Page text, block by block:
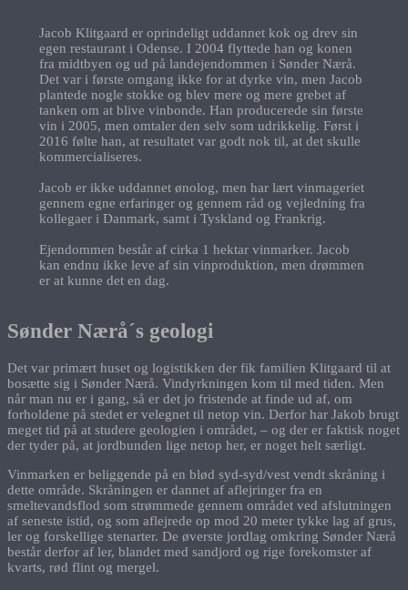
Jacob Klitgaard er oprindeligt uddannet kok og drev sin
egen restaurant i Odense. I 2004 flyttede han og konen
fra midtbyen og ud på landejendommen i Sønder Nærå.
Det var i første omgang ikke for at dyrke vin, men Jacob
plantede nogle stokke og blev mere og mere grebet af
tanken om at blive vinbonde. Han producerede sin første
vin i 2005, men omtaler den selv som udrikkelig. Først i
2016 følte han, at resultatet var godt nok til, at det skulle
kommercialiseres.
Jacob er ikke uddannet ønolog, men har lært vinmageriet
gennem egne erfaringer og gennem råd og vejledning fra
kollegaer i Danmark, samt i Tyskland og Frankrig.
Ejendommen består af cirka 1 hektar vinmarker. Jacob
kan endnu ikke leve af sin vinproduktion, men drømmen
er at kunne det en dag.
Sønder Nærå´s geologi
Det var primært huset og logistikken der fik familien Klitgaard til at
bosætte sig i Sønder Nærå. Vindyrkningen kom til med tiden. Men
når man nu er i gang, så er det jo fristende at finde ud af, om
forholdene på stedet er velegnet til netop vin. Derfor har Jakob brugt
meget tid på at studere geologien i området, – og der er faktisk noget
der tyder på, at jordbunden lige netop her, er noget helt særligt.
Vinmarken er beliggende på en blød syd-syd/vest vendt skråning i
dette område. Skråningen er dannet af aflejringer fra en
smeltevandsflod som strømmede gennem området ved afslutningen
af seneste istid, og som aflejrede op mod 20 meter tykke lag af grus,
ler og forskellige stenarter. De øverste jordlag omkring Sønder Nærå
består derfor af ler, blandet med sandjord og rige forekomster af
kvarts, rød flint og mergel.